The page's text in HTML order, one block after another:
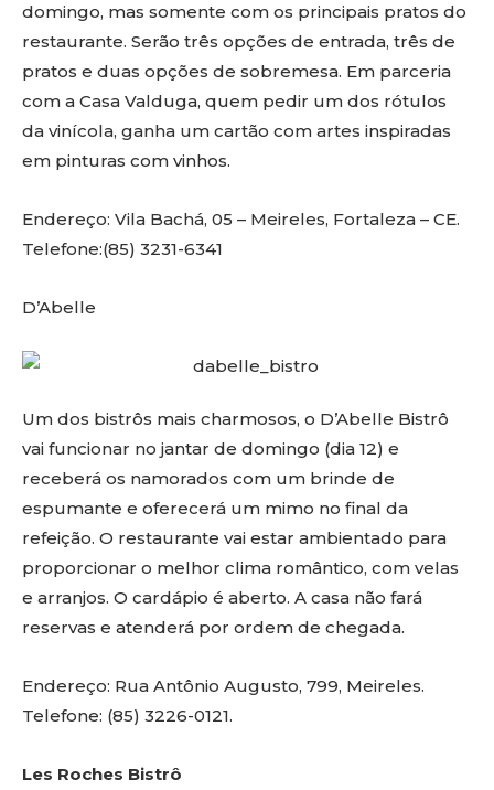
domingo, mas somente com os principais pratos do
restaurante. Serão três opções de entrada, três de
pratos e duas opções de sobremesa. Em parceria
com a Casa Valduga, quem pedir um dos rótulos
da vinícola, ganha um cartão com artes inspiradas
em pinturas com vinhos.
Endereço: Vila Bachá, 05 – Meireles, Fortaleza – CE.
Telefone:(85) 3231-6341
D’Abelle
Um dos bistrôs mais charmosos, o D’Abelle Bistrô
vai funcionar no jantar de domingo (dia 12) e
receberá os namorados com um brinde de
espumante e oferecerá um mimo no final da
refeição. O restaurante vai estar ambientado para
proporcionar o melhor clima romântico, com velas
e arranjos. O cardápio é aberto. A casa não fará
reservas e atenderá por ordem de chegada.
Endereço: Rua Antônio Augusto, 799, Meireles.
Telefone: (85) 3226-0121.
Les Roches Bistrô